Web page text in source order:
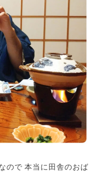
ので 本当に田舎のおば